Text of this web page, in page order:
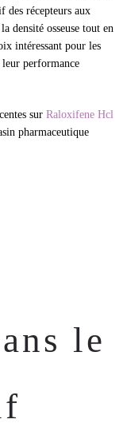
des récepteurs aux
densité osseuse tout en
intéressant pour les
performance
sur Raloxifene Hcl
pharmaceutique
le